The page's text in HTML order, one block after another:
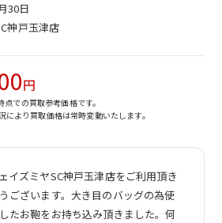
30日
神戸玉津店
円
での買取参考価格です。
より買取価格は常時変動いたします。
イズミヤSC神戸玉津店をご利用頂き
ございます。大き目のバッグの為使
たお鞄をお持ち込み頂きました。何